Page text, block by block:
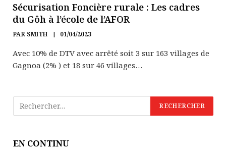
Sécurisation Foncière rurale : Les cadres
du Gôh à l’école de l’AFOR
PAR SMITH 01/04/2023
Avec 10% de DTV avec arrêté soit 3 sur 163 villages de
Gagnoa (2% ) et 18 sur 46 villages…
EN CONTINU